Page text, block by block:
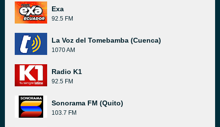
Exa
92.5 FM
La Voz del Tomebamba (Cuenca)
1070 AM
Radio K1
92.5 FM
Sonorama FM (Quito)
103.7 FM